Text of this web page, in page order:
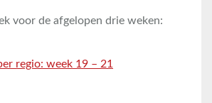
voor de afgelopen drie weken: